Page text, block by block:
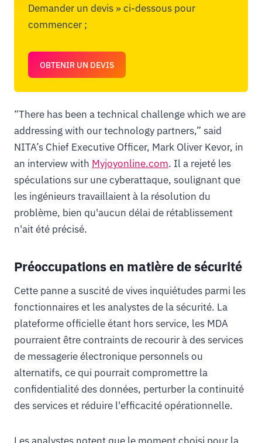
Demander un devis » ci-dessous pour
commencer ;
OBTENIR UN DEVIS
“There has been a technical challenge which we are
addressing with our technology partners,” said
NITA’s Chief Executive Officer, Mark Oliver Kevor, in
an interview with Myjoyonline.com. Il a rejeté les
spéculations sur une cyberattaque, soulignant que
les ingénieurs travaillaient à la résolution du
problème, bien qu'aucun délai de rétablissement
n'ait été précisé.
Préoccupations en matière de sécurité
Cette panne a suscité de vives inquiétudes parmi les
fonctionnaires et les analystes de la sécurité. La
plateforme officielle étant hors service, les MDA
pourraient être contraints de recourir à des services
de messagerie électronique personnels ou
alternatifs, ce qui pourrait compromettre la
confidentialité des données, perturber la continuité
des services et réduire l'efficacité opérationnelle.